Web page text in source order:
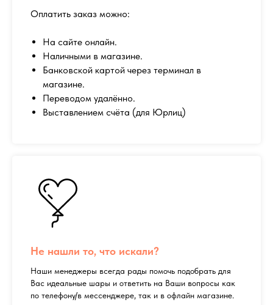
Оплатить заказ можно:
На сайте онлайн.
Наличными в магазине.
Банковской картой через терминал в
магазине.
Переводом удалённо.
Выставлением счёта (для Юрлиц)
Не нашли то, что искали?
Наши менеджеры всегда рады помочь подобрать для
Вас идеальные шары и ответить на Ваши вопросы как
по телефону/в мессенджере, так и в офлайн магазине.